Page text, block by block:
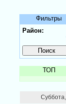
Фильтры
Район:
ТОП